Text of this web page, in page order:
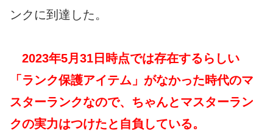
ンクに到達した。
2023年5月31日時点では存在するらしい
「ランク保護アイテム」がなかった時代のマ
スターランクなので、ちゃんとマスターラン
クの実力はつけたと自負している。